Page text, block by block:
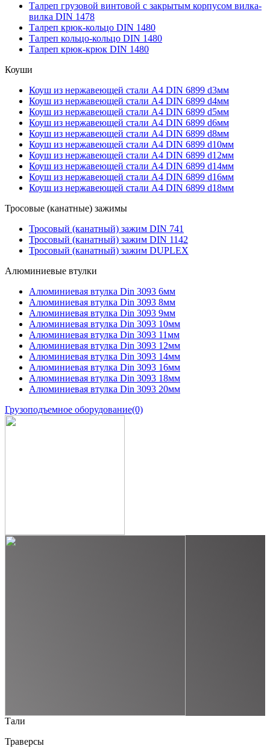
Талреп грузовой винтовой с закрытым корпусом вилка-
вилка DIN 1478
Талреп крюк-кольцо DIN 1480
Талреп кольцо-кольцо DIN 1480
Талреп крюк-крюк DIN 1480
Коуши
Коуш из нержавеющей стали А4 DIN 6899 d3мм
Коуш из нержавеющей стали А4 DIN 6899 d4мм
Коуш из нержавеющей стали А4 DIN 6899 d5мм
Коуш из нержавеющей стали А4 DIN 6899 d6мм
Коуш из нержавеющей стали А4 DIN 6899 d8мм
Коуш из нержавеющей стали А4 DIN 6899 d10мм
Коуш из нержавеющей стали А4 DIN 6899 d12мм
Коуш из нержавеющей стали А4 DIN 6899 d14мм
Коуш из нержавеющей стали А4 DIN 6899 d16мм
Коуш из нержавеющей стали А4 DIN 6899 d18мм
Тросовые (канатные) зажимы
Тросовый (канатный) зажим DIN 741
Тросовый (канатный) зажим DIN 1142
Тросовый (канатный) зажим DUPLEX
Алюминиевые втулки
Алюминиевая втулка Din 3093 6мм
Алюминиевая втулка Din 3093 8мм
Алюминиевая втулка Din 3093 9мм
Алюминиевая втулка Din 3093 10мм
Алюминиевая втулка Din 3093 11мм
Алюминиевая втулка Din 3093 12мм
Алюминиевая втулка Din 3093 14мм
Алюминиевая втулка Din 3093 16мм
Алюминиевая втулка Din 3093 18мм
Алюминиевая втулка Din 3093 20мм
Грузоподъемное оборудование(0)
Тали
Траверсы